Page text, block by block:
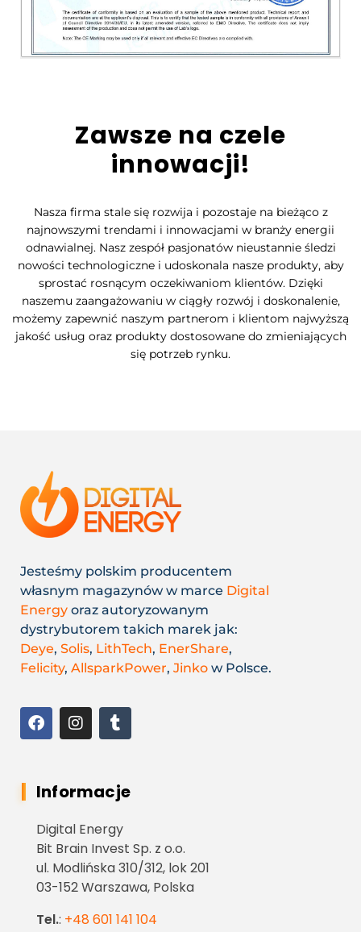
Zawsze na czele
innowacji!
Nasza firma stale się rozwija i pozostaje na bieżąco z
najnowszymi trendami i innowacjami w branży energii
odnawialnej. Nasz zespół pasjonatów nieustannie śledzi
nowości technologiczne i udoskonala nasze produkty, aby
sprostać rosnącym oczekiwaniom klientów. Dzięki
naszemu zaangażowaniu w ciągły rozwój i doskonalenie,
możemy zapewnić naszym partnerom i klientom najwyższą
jakość usług oraz produkty dostosowane do zmieniających
się potrzeb rynku.
Jesteśmy polskim producentem
własnym magazynów w marce Digital
Energy oraz autoryzowanym
dystrybutorem takich marek jak:
Deye, Solis, LithTech, EnerShare,
Felicity, AllsparkPower, Jinko w Polsce.
Informacje
Digital Energy
Bit Brain Invest Sp. z o.o.
ul. Modlińska 310/312, lok 201
03-152 Warszawa, Polska
Tel.: +48 601 141 104